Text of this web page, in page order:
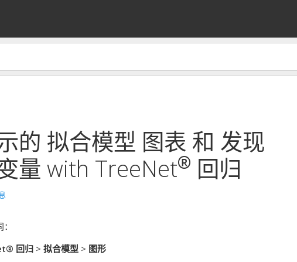
的 拟合模型 图表 和 发现
量 with TreeNet® 回归
回归 > 拟合模型 > 图形